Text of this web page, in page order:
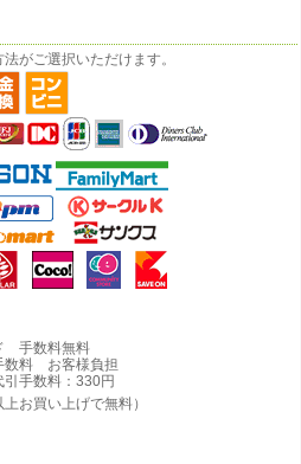
がご選択いただけます。
手数料無料
数料 お客様負担
引手数料：330円
お買い上げで無料）